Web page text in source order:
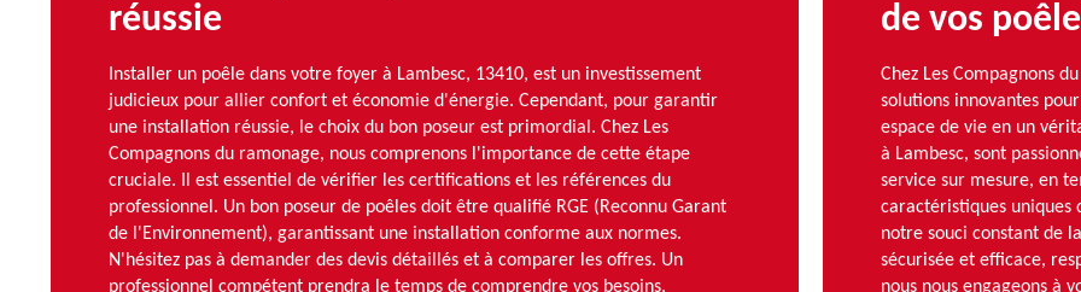
réussie
Installer un poêle dans votre foyer à Lambesc, 13410, est un investissement
judicieux pour allier confort et économie d'énergie. Cependant, pour garantir
une installation réussie, le choix du bon poseur est primordial. Chez Les
Compagnons du ramonage, nous comprenons l'importance de cette étape
cruciale. Il est essentiel de vérifier les certifications et les références du
professionnel. Un bon poseur de poêles doit être qualifié RGE (Reconnu Garant
de l'Environnement), garantissant une installation conforme aux normes.
N'hésitez pas à demander des devis détaillés et à comparer les offres. Un
professionnel compétent prendra le temps de comprendre vos besoins,
de vos
Chez Les Compagnons
solutions innovantes
espace de vie en un
à Lambesc, sont
service sur mesure, en
caractéristiques
notre souci constant de
sécurisée et efficace,
nous nous engageons à